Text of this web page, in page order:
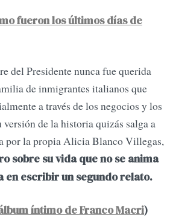
fueron los últimos días de
del Presidente nunca fue querida
de inmigrantes italianos que
a través de los negocios y los
de la historia quizás salga a
por la propia Alicia Blanco Villegas,
sobre su vida que no se anima
en escribir un segundo relato.
íntimo de Franco Macri)